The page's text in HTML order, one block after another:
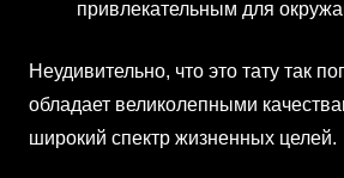
привлекательным для
Неудивительно, что это тату так
обладает великолепными
широкий спектр жизненных целей.